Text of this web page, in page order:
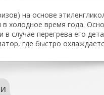
на основе
холодное время года.
случае перегрева его
где быстро